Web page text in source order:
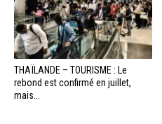
THAÏLANDE – TOURISME : Le
rebond est confirmé en juillet,
mais...